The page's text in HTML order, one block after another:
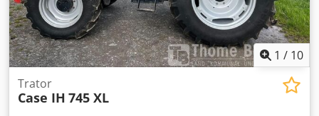
1 / 10
Trator
Case IH 745 XL